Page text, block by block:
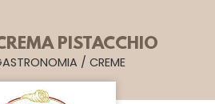
PISTACCHIO
/ CREME